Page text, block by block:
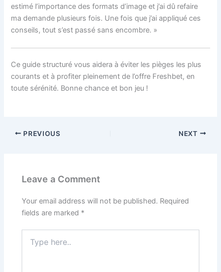
estimé l’importance des formats d’image et j’ai dû refaire
ma demande plusieurs fois. Une fois que j’ai appliqué ces
conseils, tout s’est passé sans encombre. »
Ce guide structuré vous aidera à éviter les pièges les plus
courants et à profiter pleinement de l’offre Freshbet, en
toute sérénité. Bonne chance et bon jeu !
PREVIOUS NEXT
Leave a Comment
Your email address will not be published. Required
fields are marked *
here..